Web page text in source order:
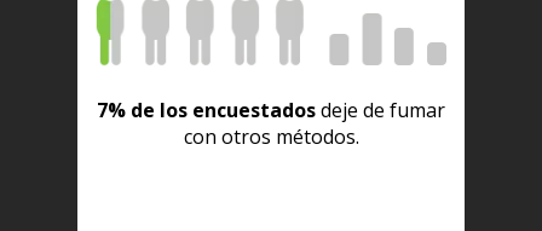
7% de los encuestadosdeje de fumar
con otros métodos.